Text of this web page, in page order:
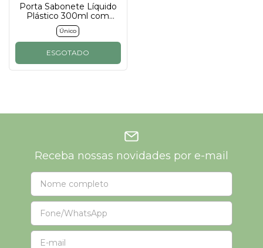
Porta Sabonete Líquido
Plástico 300ml com
Válvula
Único
ESGOTADO
Receba nossas novidades por e-mail